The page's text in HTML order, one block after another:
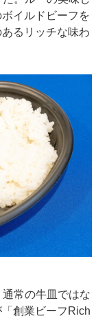
イルドビーフを
るリッチな味わ
常の牛皿ではな
創業ビーフRich